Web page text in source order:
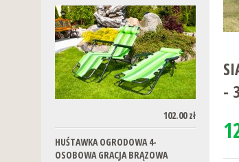
102.00 zł
HUŚTAWKA OGRODOWA 4-
OSOBOWA GRACJA BRĄZOWA
-